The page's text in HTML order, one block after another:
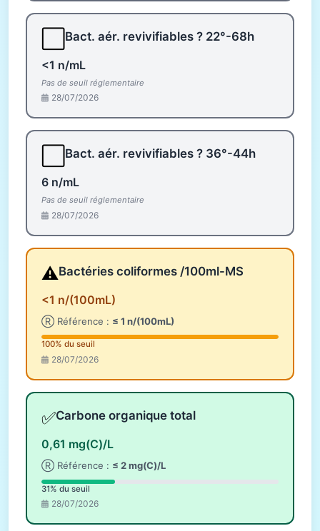
Bact. aér. revivifiables ? 22°-68h
<1 n/mL
Pas de seuil réglementaire
28/07/2026
Bact. aér. revivifiables ? 36°-44h
6 n/mL
Pas de seuil réglementaire
28/07/2026
⚠️Bactéries coliformes /100ml-MS
<1 n/(100mL)
Ⓡ Référence : ≤ 1 n/(100mL)
100% du seuil
28/07/2026
✅Carbone organique total
0,61 mg(C)/L
Ⓡ Référence : ≤ 2 mg(C)/L
31% du seuil
28/07/2026